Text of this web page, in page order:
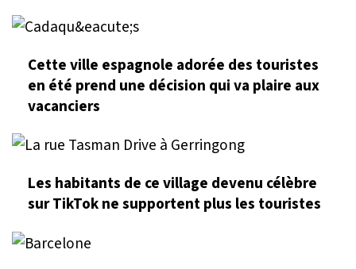
Cette ville espagnole adorée des touristes
en été prend une décision qui va plaire aux
vacanciers
Les habitants de ce village devenu célèbre
sur TikTok ne supportent plus les touristes